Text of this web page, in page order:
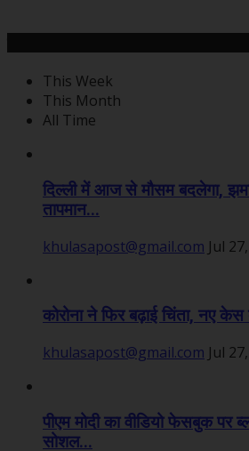
This Week
This Month
All Time
दिल्ली में आज से मौसम बदलेगा,
तापमान...
khulasapost@gmail.com Jul
कोरोना ने फिर बढ़ाई चिंता, नए
khulasapost@gmail.com Jul
पीएम मोदी का वीडियो फेसबुक पर
सोशल...